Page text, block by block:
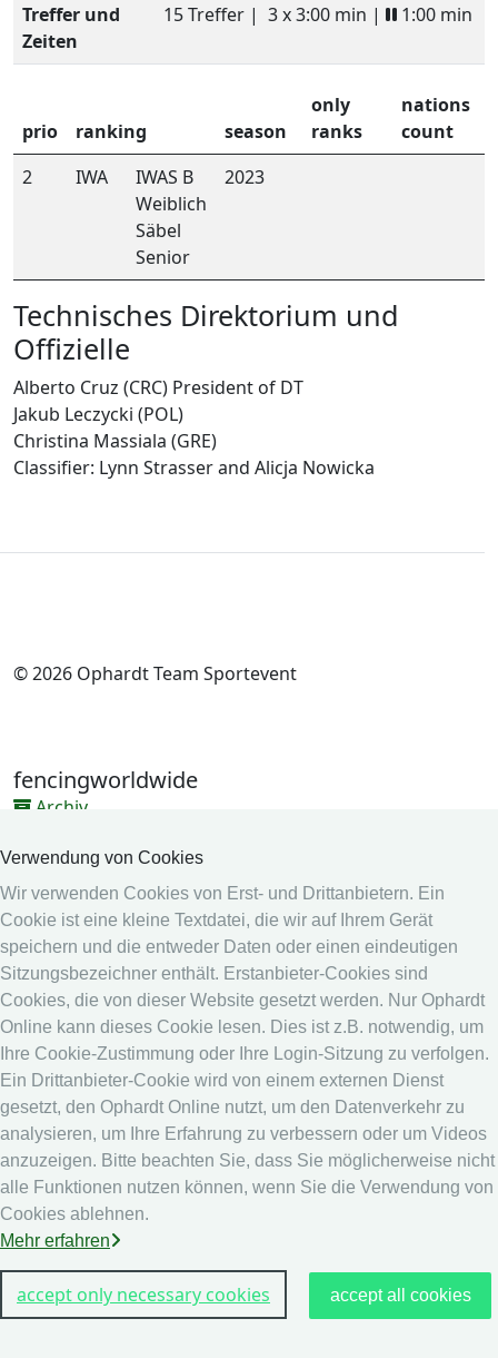
Verwendung von Cookies
Wir verwenden Cookies von Erst- und Drittanbietern. Ein
Cookie ist eine kleine Textdatei, die wir auf Ihrem Gerät
speichern und die entweder Daten oder einen eindeutigen
Sitzungsbezeichner enthält. Erstanbieter-Cookies sind
Cookies, die von dieser Website gesetzt werden. Nur Ophardt
Online kann dieses Cookie lesen. Dies ist z.B. notwendig, um
Ihre Cookie-Zustimmung oder Ihre Login-Sitzung zu verfolgen.
Ein Drittanbieter-Cookie wird von einem externen Dienst
gesetzt, den Ophardt Online nutzt, um den Datenverkehr zu
analysieren, um Ihre Erfahrung zu verbessern oder um Videos
anzuzeigen. Bitte beachten Sie, dass Sie möglicherweise nicht
alle Funktionen nutzen können, wenn Sie die Verwendung von
Cookies ablehnen.
Mehr erfahren
accept only necessary cookies accept all cookies
Treffer und
Zeiten
15 Treffer | 3 x 3:00 min | 1:00 min
prio ranking season
only
ranks
nations
count
2
IWA
IWAS B
Weiblich
Säbel
Senior
2023
Technisches Direktorium und
Offizielle
Alberto Cruz (CRC) President of DT
Jakub Leczycki (POL)
Christina Massiala (GRE)
Classifier: Lynn Strasser and Alicja Nowicka
© 2026 Ophardt Team Sportevent
fencingworldwide
Archiv
Online System
Online System
Kalender
Rangliste
Rechtshinweis
Datenschutz
Impressum
andere
Live Ergebnisse: Fechten